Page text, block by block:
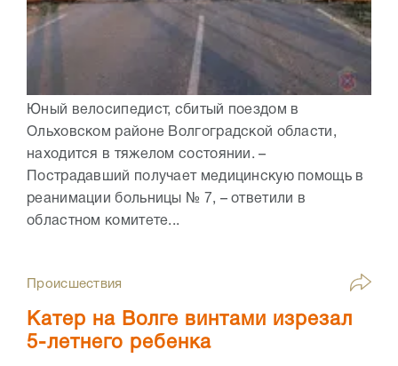
Юный велосипедист, сбитый поездом в
Ольховском районе Волгоградской области,
находится в тяжелом состоянии. –
Пострадавший получает медицинскую помощь в
реанимации больницы № 7, – ответили в
областном комитете...
Происшествия
Катер на Волге винтами изрезал
5-летнего ребенка